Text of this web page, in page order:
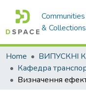
Communities
& Collections
Home